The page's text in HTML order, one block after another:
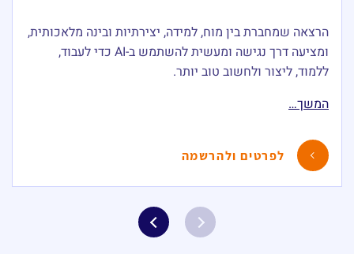
הרצאה שמחברת בין מוח, למידה, יצירתיות ובינה מלאכותית,
ומציעה דרך נגישה ומעשית להשתמש ב-AI כדי לעבוד,
ללמוד, ליצור ולחשוב טוב יותר.
המשך…
לפרטים ולהרשמה